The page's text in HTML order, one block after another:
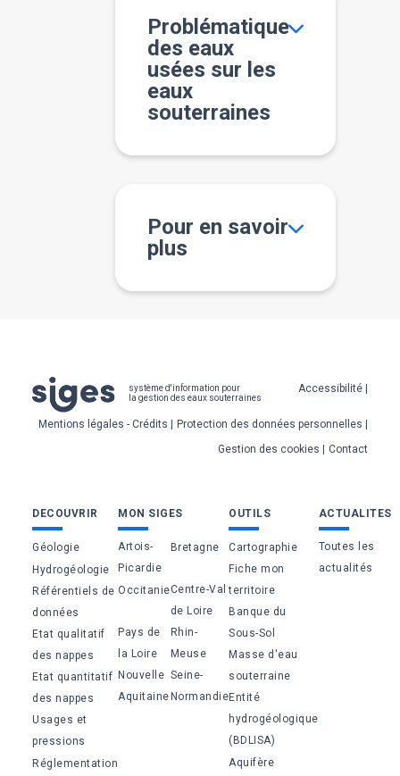
Problématique
des eaux
usées sur les
eaux
souterraines
Pour en savoir
plus
système d'information pour
la gestion des eaux souterraines
Pied
de
page
Accessibilité
Mentions légales - Crédits
Protection des données personnelles
Gestion des cookies
Contact
Bas
de
page
DECOUVRIR
Géologie
Hydrogéologie
Référentiels de
données
Etat qualitatif
des nappes
Etat quantitatif
des nappes
Usages et
pressions
Réglementation
MON SIGES
Artois-
Picardie
Bretagne
OccitanieCentre-Val
de Loire
Pays de
la Loire
Rhin-
Meuse
Nouvelle
Aquitaine
Seine-
Normandie
OUTILS
Cartographie
Fiche mon
territoire
Banque du
Sous-Sol
Masse d'eau
souterraine
Entité
hydrogéologique
(BDLISA)
Aquifère
ACTUALITES
Toutes les
actualités